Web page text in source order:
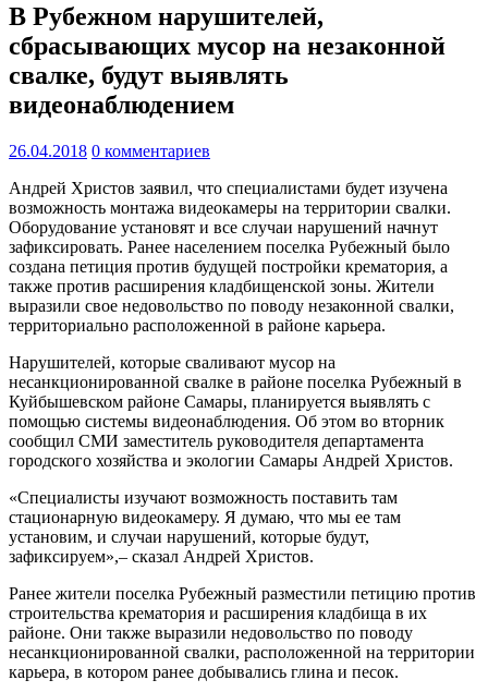
В Рубежном нарушителей,
сбрасывающих мусор на незаконной
свалке, будут выявлять
видеонаблюдением
26.04.2018 0 комментариев
Андрей Христов заявил, что специалистами будет изучена
возможность монтажа видеокамеры на территории свалки.
Оборудование установят и все случаи нарушений начнут
зафиксировать. Ранее населением поселка Рубежный было
создана петиция против будущей постройки крематория, а
также против расширения кладбищенской зоны. Жители
выразили свое недовольство по поводу незаконной свалки,
территориально расположенной в районе карьера.
Нарушителей, которые сваливают мусор на
несанкционированной свалке в районе поселка Рубежный в
Куйбышевском районе Самары, планируется выявлять с
помощью системы видеонаблюдения. Об этом во вторник
сообщил СМИ заместитель руководителя департамента
городского хозяйства и экологии Самары Андрей Христов.
«Специалисты изучают возможность поставить там
стационарную видеокамеру. Я думаю, что мы ее там
установим, и случаи нарушений, которые будут,
зафиксируем»,– сказал Андрей Христов.
Ранее жители поселка Рубежный разместили петицию против
строительства крематория и расширения кладбища в их
районе. Они также выразили недовольство по поводу
несанкционированной свалки, расположенной на территории
карьера, в котором ранее добывались глина и песок.